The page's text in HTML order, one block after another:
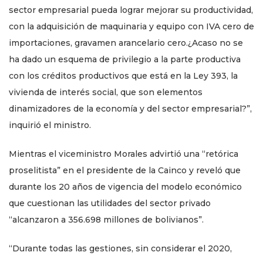
sector empresarial pueda lograr mejorar su productividad,
con la adquisición de maquinaria y equipo con IVA cero de
importaciones, gravamen arancelario cero.¿Acaso no se
ha dado un esquema de privilegio a la parte productiva
con los créditos productivos que está en la Ley 393, la
vivienda de interés social, que son elementos
dinamizadores de la economía y del sector empresarial?”,
inquirió el ministro.
Mientras el viceministro Morales advirtió una “retórica
proselitista” en el presidente de la Cainco y reveló que
durante los 20 años de vigencia del modelo económico
que cuestionan las utilidades del sector privado
“alcanzaron a 356.698 millones de bolivianos”.
“Durante todas las gestiones, sin considerar el 2020,